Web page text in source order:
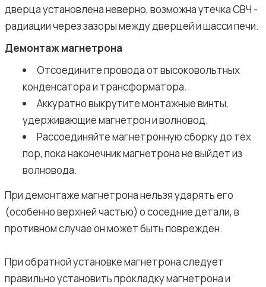
дверца установлена неверно, возможна утечка СВЧ -
радиации через зазоры между дверцей и шасси печи.
Демонтаж магнетрона
Отсоедините провода от высоковольтных
конденсатора и трансформатора.
Аккуратно выкрутите монтажные винты,
удерживающие магнетрон и волновод.
Рассоединяйте магнетронную сборку до тех
пор, пока наконечник магнетрона не выйдет из
волновода.
При демонтаже магнетрона нельзя ударять его
(особенно верхней частью) о соседние детали, в
противном случае он может быть поврежден.
При обратной установке магнетрона следует
правильно установить прокладку магнетрона и